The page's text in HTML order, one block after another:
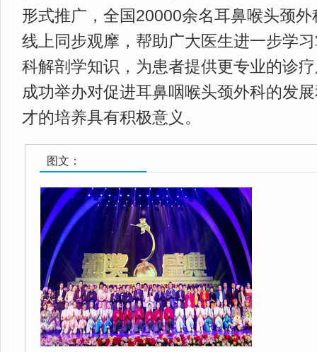
形式推广，全国20000余名耳鼻喉头颈
线上同步观摩，帮助广大医生进一步学
科解剖学知识，为患者提供更专业的诊
成功举办对促进耳鼻咽喉头颈外科的发
才的培养具有积极意义。
图文：